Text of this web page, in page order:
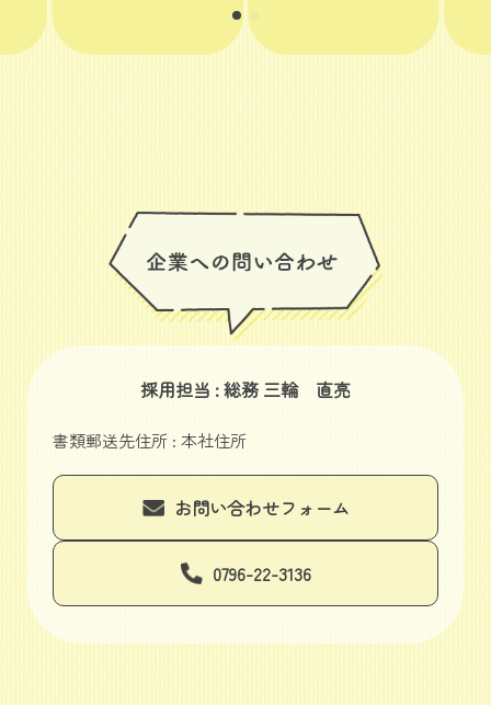
採用担当 : 総務 三輪 直亮
書類郵送先住所 : 本社住所
お問い合わせフォーム
0796-22-3136